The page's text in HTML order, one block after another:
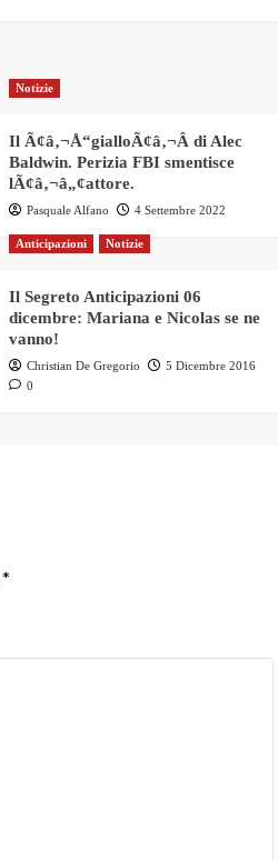
Notizie
Il Ã¢â‚¬Å“gialloÃ¢â‚¬Â di Alec
Baldwin. Perizia FBI smentisce
lÃ¢â‚¬â„¢attore.
Pasquale Alfano 4 Settembre 2022
Anticipazioni Notizie
Il Segreto Anticipazioni 06
dicembre: Mariana e Nicolas se ne
vanno!
Christian De Gregorio
5 Dicembre 2016
0
*